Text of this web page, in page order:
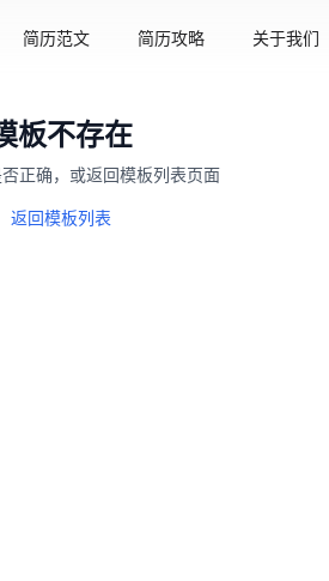
简历范文 简历攻略 关于我们
板不存在
正确，或返回模板列表页面
返回模板列表